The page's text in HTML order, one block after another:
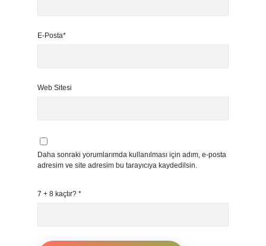
E-Posta*
Web Sitesi
Daha sonraki yorumlarımda kullanılması için adım, e-posta
adresim ve site adresim bu tarayıcıya kaydedilsin.
7 + 8 kaçtır? *